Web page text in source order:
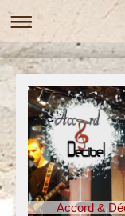
Accord &